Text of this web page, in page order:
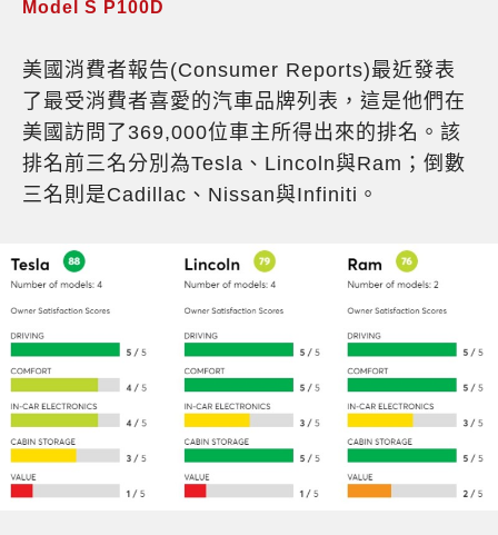
Model S P100D
美國消費者報告(Consumer Reports)最近發表
了最受消費者喜愛的汽車品牌列表，這是他們在
美國訪問了369,000位車主所得出來的排名。該
排名前三名分別為Tesla、Lincoln與Ram；倒數
三名則是Cadillac、Nissan與Infiniti。